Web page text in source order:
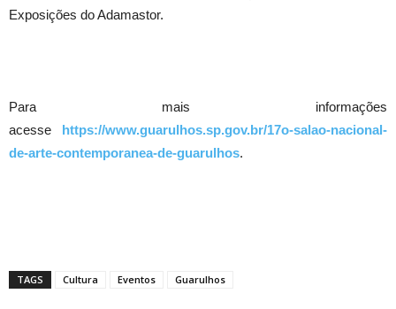
Exposições do Adamastor.
Para mais informações
acesse https://www.guarulhos.sp.gov.br/17o-salao-nacional-
de-arte-contemporanea-de-guarulhos.
TAGS Cultura Eventos Guarulhos